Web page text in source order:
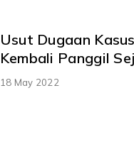
Usut Dugaan
Kembali Panggil
18 May 2022